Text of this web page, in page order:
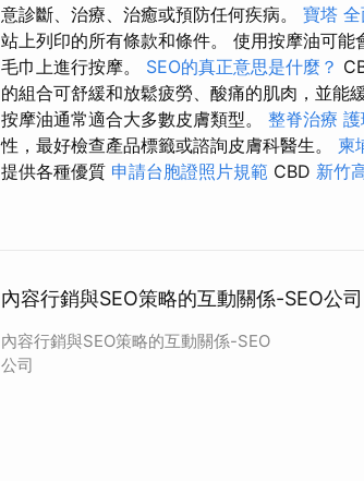
意診斷、治療、治癒或預防任何疾病。 寶塔
站上列印的所有條款和條件。 使用按摩油可
毛巾上進行按摩。 SEO的真正意思是什麼？
的組合可舒緩和放鬆疲勞、酸痛的肌肉，並能
按摩油通常適合大多數皮膚類型。 整脊治療
性，最好檢查產品標籤或諮詢皮膚科醫生。 柬
提供各種優質 申請台胞證照片規範 CBD 新竹
內容行銷與SEO策略的互動關係-SEO公司
內容行銷與SEO策略的互動關係-SEO
公司